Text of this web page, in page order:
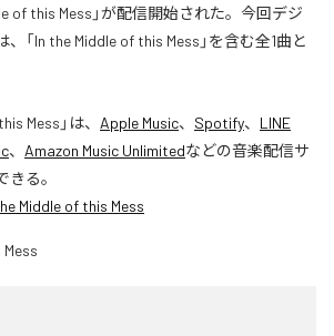
of this Mess」が配信開始された。今回デジ
「In the Middle of this Mess」を含む全1曲と
Mess 」は、 Apple Music、 Spotify、 LINE
、 Amazon Music Unlimitedなどの音楽配信サ
る。
Middle of this Mess